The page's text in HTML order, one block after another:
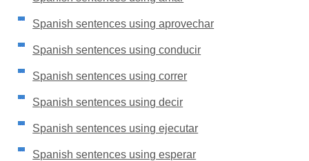
Spanish sentences using aprovechar
Spanish sentences using conducir
Spanish sentences using correr
Spanish sentences using decir
Spanish sentences using ejecutar
Spanish sentences using esperar